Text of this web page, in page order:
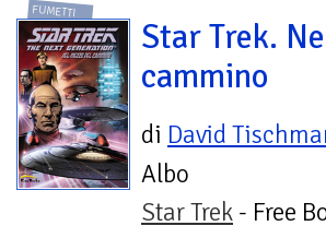
FUMETTI
Star Trek.
cammino
di David
Albo
Star Trek - Free